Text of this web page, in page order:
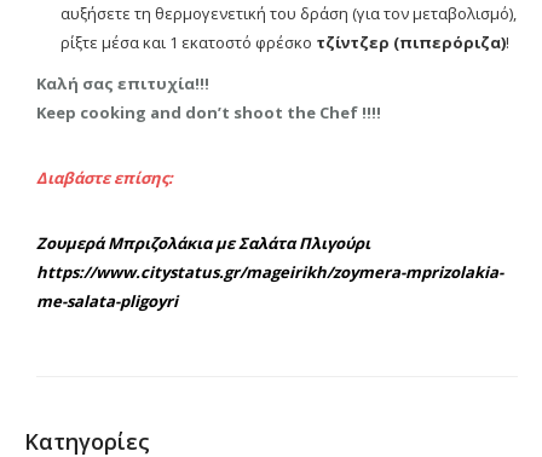
αυξήσετε τη θερμογενετική του δράση (για τον μεταβολισμό),
ρίξτε μέσα και 1 εκατοστό φρέσκο τζίντζερ (πιπερόριζα)!
Καλή σας επιτυχία!!!
Keep cooking and don’t shoot the Chef !!!!
Διαβάστε επίσης:
Ζουμερά Μπριζολάκια με Σαλάτα Πλιγούρι
https://www.citystatus.gr/mageirikh/zoymera-mprizolakia-
me-salata-pligoyri
Κατηγορίες